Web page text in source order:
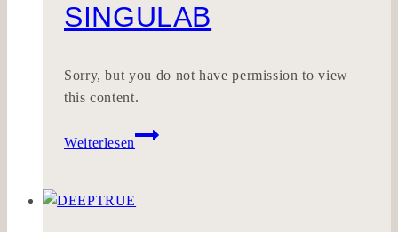
SINGULAB
Sorry, but you do not have permission to view
this content.
Weiterlesen
SINGULAB